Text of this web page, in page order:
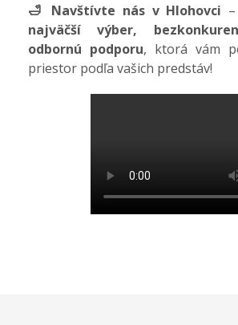
🛁 Navštívte nás v Hlohovci
najväčší výber,
odbornú podporu, ktorá vám
priestor podľa vašich predstáv!